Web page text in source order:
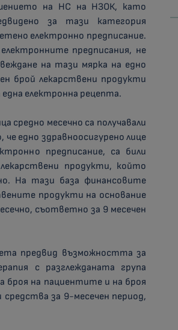
на НС на НЗОК, като
за тази категория
електронно предписание.
предписания, не
на тази мярка на едно
брой лекарствени продукти
електронна рецепта.
средно месечно са получавали
едно здравноосигурено лице
предписание, са били
продукти, който
На тази база финансовите
продукти на основание
съответно за 9 месечен
предвид възможността за
с разглежданата група
броя на пациентите и на броя
за 9-месечен период,